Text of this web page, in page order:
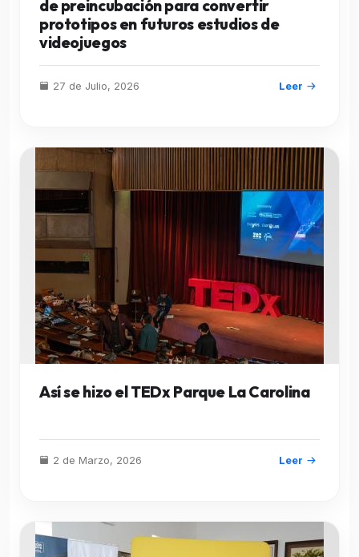
de preincubación para convertir
prototipos en futuros estudios de
videojuegos
27 de Julio, 2026 Leer
Así se hizo el TEDx Parque La Carolina
2 de Marzo, 2026 Leer